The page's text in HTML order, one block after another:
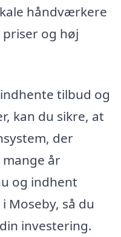
håndværkere
og høj
tilbud og
kan du sikre, at
der
år
og indhent
så du
investering.